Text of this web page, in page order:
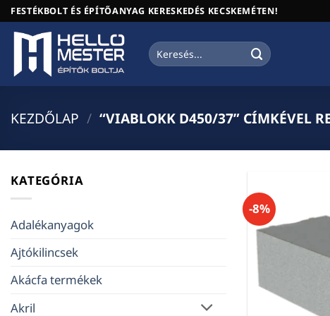
Skip
to
content
FESTÉKBOLT ÉS ÉPÍTŐANYAG KERESKEDÉS KECSKEMÉTEN!
Keresés
a
KEZDŐLAP / “VIABLOKK D450/37” CÍMKÉVEL
KATEGÓRIA
Adalékanyagok
Ajtókilincsek
Akácfa termékek
Akril
-8%